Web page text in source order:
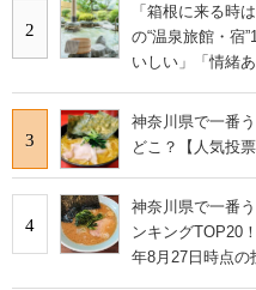
2
「箱根に来る時
の“温泉旅館・宿
いしい」「情緒
3
神奈川県で一番
どこ？【人気投票
4
神奈川県で一番
ンキングTOP20
年8月27日時点の